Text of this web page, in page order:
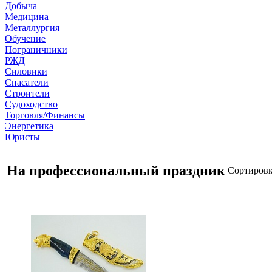
Добыча
Медицина
Металлургия
Обучение
Пограничники
РЖД
Силовики
Спасатели
Строители
Судоходство
Торговля/Финансы
Энергетика
Юристы
На профессиональный праздник